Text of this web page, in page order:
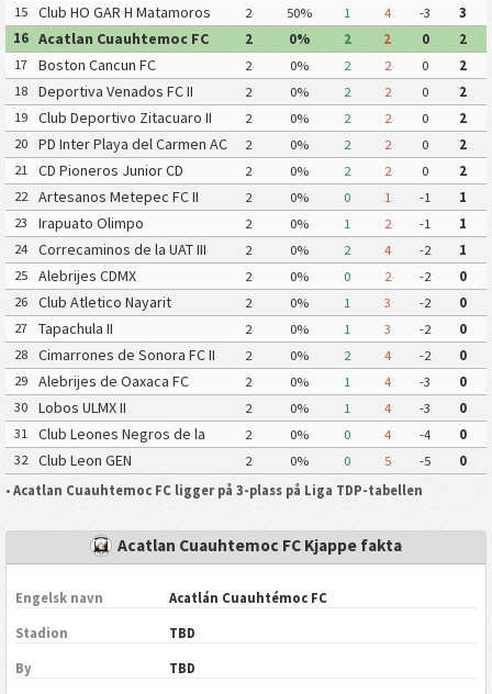
15
Club HO GAR H Matamoros
Gavilanes FC Matamoros II
2 50% 1 4 -3
3
16
Acatlan Cuauhtemoc FC 2 0% 2 2 0
2
17
Boston Cancun FC 2 0% 2 2 0
2
18
Deportiva Venados FC II 2 0% 2 2 0
2
19
Club Deportivo Zitacuaro II 2 0% 2 2 0
2
20
PD Inter Playa del Carmen AC
II
2 0% 2 2 0
2
21
CD Pioneros Junior CD
Pioneros de Cancun II
2 0% 2 2 0
2
22
Artesanos Metepec FC II 2 0% 0 1 -1
1
23
Irapuato Olimpo 2 0% 1 2 -1
1
24
Correcaminos de la UAT III 2 0% 2 4 -2
1
25
Alebrijes CDMX 2 0% 0 2 -2
0
26
Club Atletico Nayarit 2 0% 1 3 -2
0
27
Tapachula II 2 0% 1 3 -2
0
28
Cimarrones de Sonora FC II 2 0% 2 4 -2
0
29
Alebrijes de Oaxaca FC 2 0% 1 4 -3
0
30
Lobos ULMX II 2 0% 1 4 -3
0
31
Club Leones Negros de la
Universidad de Guadalajara III
2 0% 0 4 -4
0
32
Club Leon GEN 2 0% 0 5 -5
0
• Acatlan Cuauhtemoc FC ligger på 3-plass på Liga TDP-tabellen
Acatlan Cuauhtemoc FC Kjappe fakta
Engelsk navn Acatlán Cuauhtémoc FC
Stadion TBD
By TBD